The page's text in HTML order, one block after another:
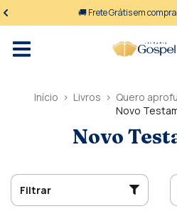
🚚 Frete Grátis em
Início > Livros > Quero
Novo
Novo
Filtrar